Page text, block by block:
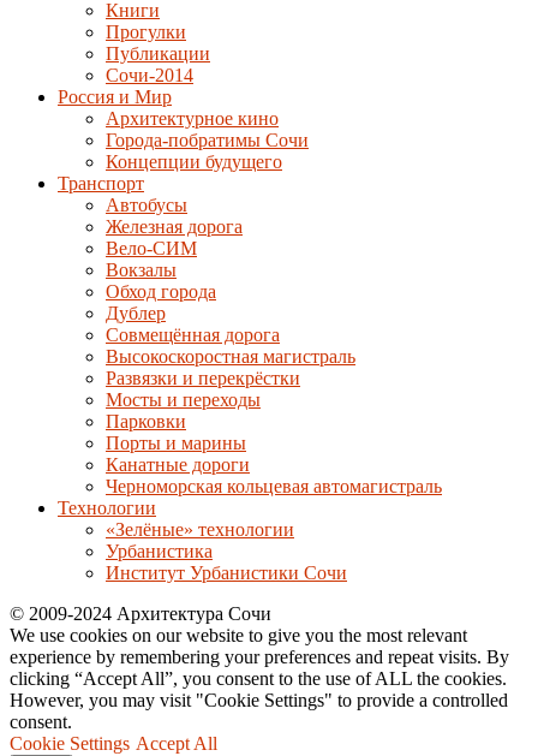
Книги
Прогулки
Публикации
Сочи-2014
Россия и Мир
Архитектурное кино
Города-побратимы Сочи
Концепции будущего
Транспорт
Автобусы
Железная дорога
Вело-СИМ
Вокзалы
Обход города
Дублер
Совмещённая дорога
Высокоскоростная магистраль
Развязки и перекрёстки
Мосты и переходы
Парковки
Порты и марины
Канатные дороги
Черноморская кольцевая автомагистраль
Технологии
«Зелёные» технологии
Урбанистика
Институт Урбанистики Сочи
© 2009-2024 Архитектура Сочи
We use cookies on our website to give you the most relevant
experience by remembering your preferences and repeat visits. By
clicking “Accept All”, you consent to the use of ALL the cookies.
However, you may visit "Cookie Settings" to provide a controlled
consent.
Cookie Settings Accept All